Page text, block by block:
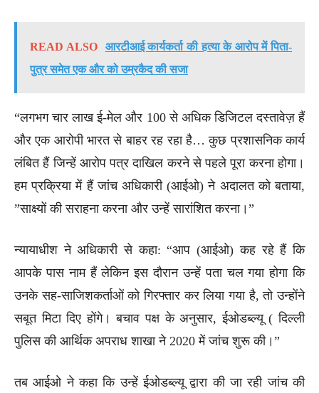
READ ALSO
आरटीआई कार्यकर्ता की हत्या के आरोप में पिता-
पुत्र समेत एक और को उम्रकैद की सजा
“लगभग चार लाख ई-मेल और 100 से अधिक डिजिटल दस्तावेज़ हैं
और एक आरोपी भारत से बाहर रह रहा है… कुछ प्रशासनिक कार्य
लंबित हैं जिन्हें आरोप पत्र दाखिल करने से पहले पूरा करना होगा।
हम प्रक्रिया में हैं जांच अधिकारी (आईओ) ने अदालत को बताया,
”साक्ष्यों की सराहना करना और उन्हें सारांशित करना।”
न्यायाधीश ने अधिकारी से कहा: “आप (आईओ) कह रहे हैं कि
आपके पास नाम हैं लेकिन इस दौरान उन्हें पता चल गया होगा कि
उनके सह-साजिशकर्ताओं को गिरफ्तार कर लिया गया है, तो उन्होंने
सबूत मिटा दिए होंगे। बचाव पक्ष के अनुसार, ईओडब्ल्यू ( दिल्ली
पुलिस की आर्थिक अपराध शाखा ने 2020 में जांच शुरू की।”
तब आईओ ने कहा कि उन्हें ईओडब्ल्यू द्वारा की जा रही जांच की